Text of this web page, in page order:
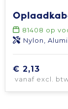
81408 op
Nylon,
€ 2,13
vanaf excl.